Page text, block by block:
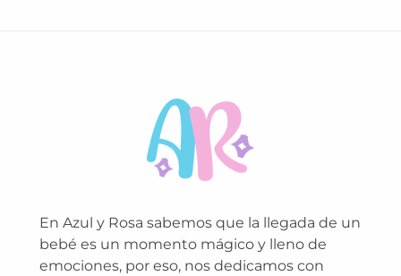
En Azul y Rosa sabemos que la llegada de un
bebé es un momento mágico y lleno de
emociones, por eso, nos dedicamos con